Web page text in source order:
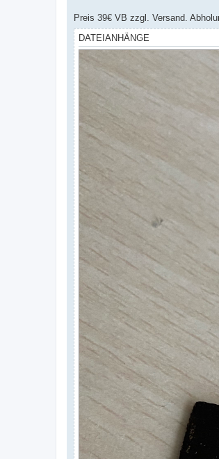
Preis 39€ VB zzgl. Versand.
DATEIANHÄNGE